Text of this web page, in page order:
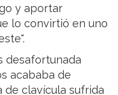
y aportar
lo convirtió en uno
desafortunada
acababa de
de clavícula sufrida